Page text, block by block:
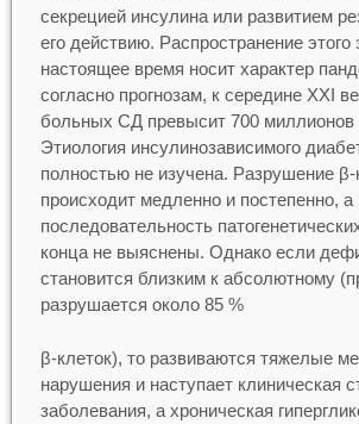
секрецией инсулина или развитием
его действию. Распространение этого
настоящее время носит характер
согласно прогнозам, к середине XXI
больных СД превысит 700 миллионов
Этиология инсулинозависимого
полностью не изучена. Разрушение
происходит медленно и постепенно,
последовательность
конца не выяснены. Однако если
становится близким к абсолютному
разрушается около 85 %
β-клеток), то развиваются тяжелые
нарушения и наступает клиническая
заболевания, а хроническая